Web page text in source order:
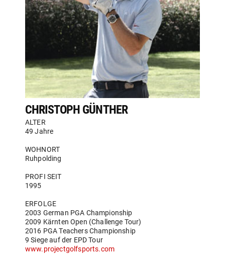
CHRISTOPH GÜNTHER
ALTER
49 Jahre
WOHNORT
Ruhpolding
PROFI SEIT
1995
ERFOLGE
2003 German PGA Championship
2009 Kärnten Open (Challenge Tour)
2016 PGA Teachers Championship
9 Siege auf der EPD Tour
www.projectgolfsports.com